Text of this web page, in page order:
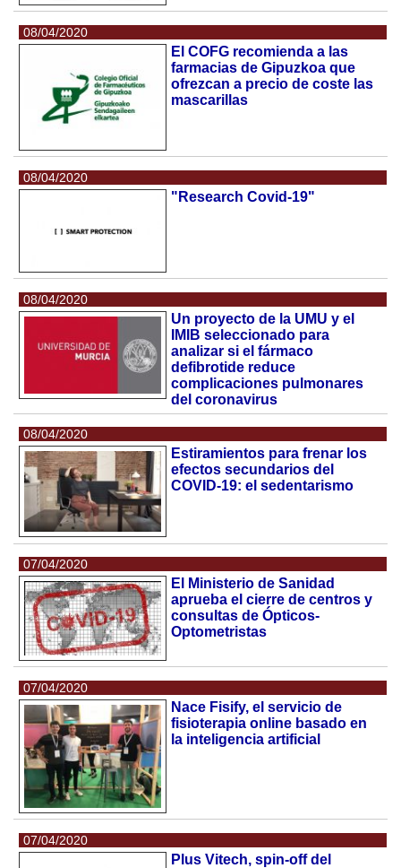
08/04/2020
El COFG recomienda a las
farmacias de Gipuzkoa que
ofrezcan a precio de coste las
mascarillas
08/04/2020
"Research Covid-19"
08/04/2020
Un proyecto de la UMU y el
IMIB seleccionado para
analizar si el fármaco
defibrotide reduce
complicaciones pulmonares
del coronavirus
08/04/2020
Estiramientos para frenar los
efectos secundarios del
COVID-19: el sedentarismo
07/04/2020
El Ministerio de Sanidad
aprueba el cierre de centros y
consultas de Ópticos-
Optometristas
07/04/2020
Nace Fisify, el servicio de
fisioterapia online basado en
la inteligencia artificial
07/04/2020
Plus Vitech, spin-off del